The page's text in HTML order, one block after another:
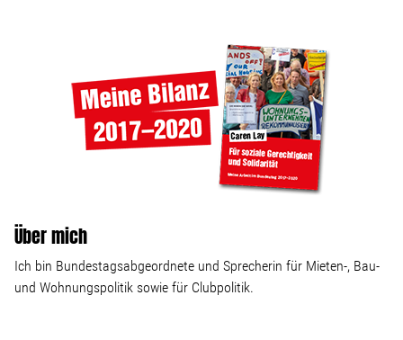
Über mich
Ich bin Bundestagsabgeordnete und Sprecherin für Mieten-, Bau-
und Wohnungspolitik sowie für Clubpolitik.